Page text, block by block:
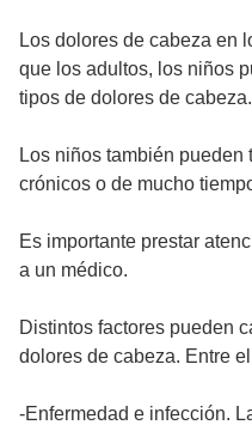
Los dolores de cabeza en
que los adultos, los niños
tipos de dolores de cabeza.
Los niños también
crónicos o de mucho
Es importante prestar
a un médico.
Distintos factores pueden
dolores de cabeza. Entre
-Enfermedad e infección.